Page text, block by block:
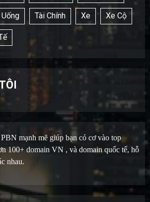
Tài Chính Xe Xe Cộ
mạnh mẽ giúp bạn có cơ vào top
100+ domain VN , và domain quốc tế, hỗ
nhau.